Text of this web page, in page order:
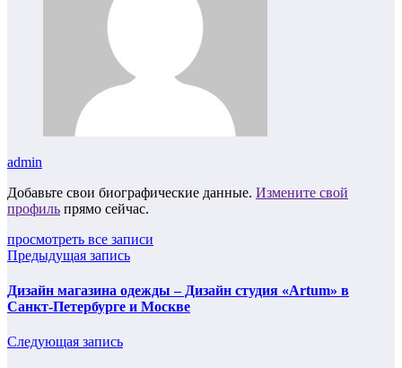
admin
Добавьте свои биографические данные. Измените свой
профиль прямо сейчас.
просмотреть все записи
Предыдущая запись
Дизайн магазина одежды – Дизайн студия «Artum» в
Санкт-Петербурге и Москве
Следующая запись